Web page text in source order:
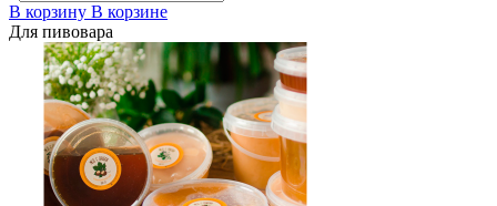
В корзину В корзине
Для пивовара